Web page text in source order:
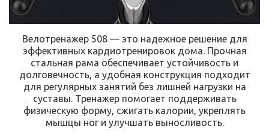
Велотренажер 508 — это надежное решение для
эффективных кардиотренировок дома. Прочная
стальная рама обеспечивает устойчивость и
долговечность, а удобная конструкция подходит
для регулярных занятий без лишней нагрузки на
суставы. Тренажер помогает поддерживать
физическую форму, сжигать калории, укреплять
мышцы ног и улучшать выносливость.